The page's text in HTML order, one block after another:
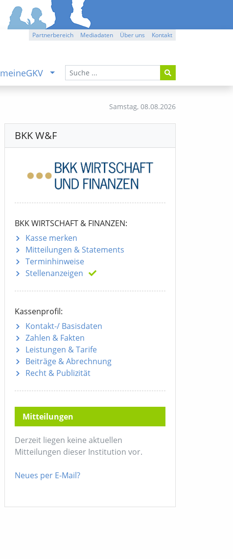
Partnerbereich Mediadaten Über uns Kontakt
meineGKV
Samstag, 08.08.2026
BKK W&F
BKK WIRTSCHAFT & FINANZEN:
Kasse merken
Mitteilungen & Statements
Terminhinweise
Stellenanzeigen
Kassenprofil:
Kontakt-/ Basisdaten
Zahlen & Fakten
Leistungen & Tarife
Beiträge & Abrechnung
Recht & Publizität
Mitteilungen
Derzeit liegen keine aktuellen
Mitteilungen dieser Institution vor.
Neues per E-Mail?